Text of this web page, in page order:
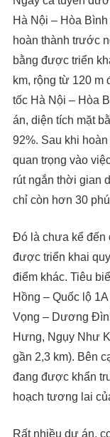
Hà Nội – Hòa
hoàn thành trước
bằng được triển
km, rộng từ 120 m
tốc Hà Nội – Hòa
án, diện tích mặt
92%. Sau khi
quan trọng vào
rút ngắn thời gian
chỉ còn hơn 30
Đó là chưa kể đến
được triển khai
điểm khác. Tiêu
Hồng – Quốc lộ
Vọng – Dương
Hưng, Ngụy Như
gần 2,3 km). Bên
đang được khẩn
hoạch tương lai
Rất nhiều dự án,